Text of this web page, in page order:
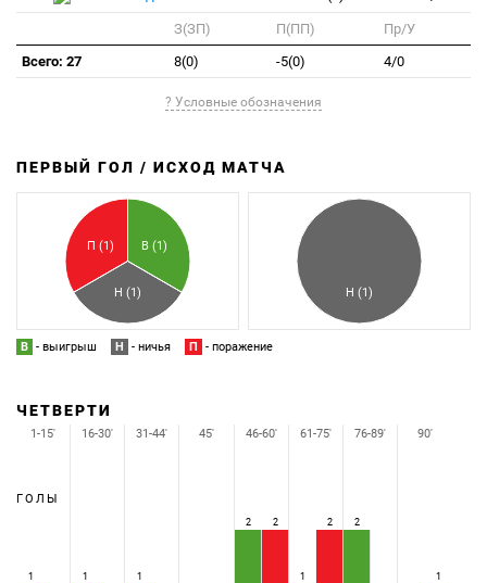
З(ЗП) П(ПП)
Пр/У
Всего: 27
8(0) -5(0) 4/0
? Условные обозначения
ПЕРВЫЙ ГОЛ / ИСХОД МАТЧА
В (1)
Н (1)
П (1)
Н (1)
В - выигрыш Н - ничья П - поражение
ЧЕТВЕРТИ
ГОЛЫ
1 1 1
2 2
1
2 2
1
1-15' 16-30' 31-44' 45' 46-60' 61-75' 76-89' 90'